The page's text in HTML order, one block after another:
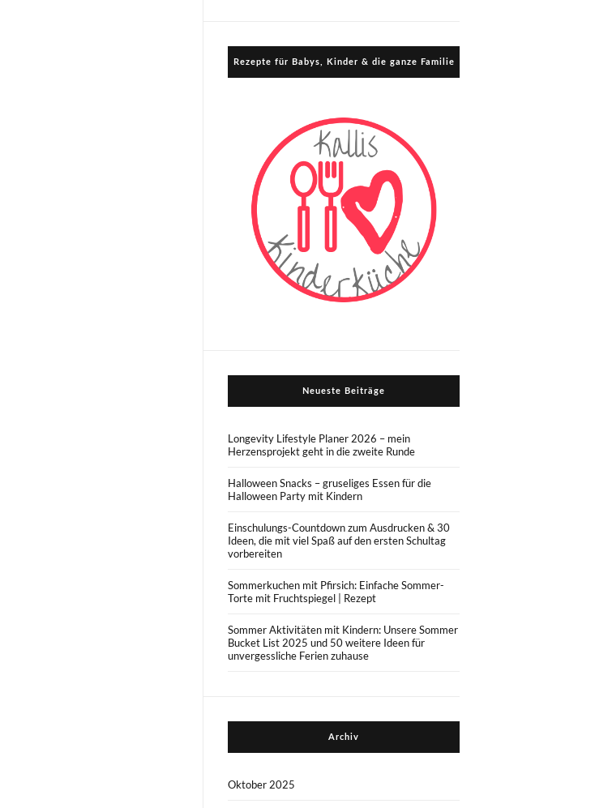
Rezepte für Babys, Kinder & die ganze Familie
Neueste Beiträge
Longevity Lifestyle Planer 2026 – mein
Herzensprojekt geht in die zweite Runde
Halloween Snacks – gruseliges Essen für die
Halloween Party mit Kindern
Einschulungs-Countdown zum Ausdrucken & 30
Ideen, die mit viel Spaß auf den ersten Schultag
vorbereiten
Sommerkuchen mit Pfirsich: Einfache Sommer-
Torte mit Fruchtspiegel | Rezept
Sommer Aktivitäten mit Kindern: Unsere Sommer
Bucket List 2025 und 50 weitere Ideen für
unvergessliche Ferien zuhause
Archiv
Oktober 2025